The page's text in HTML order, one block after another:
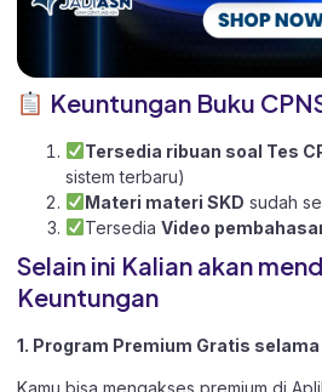
Keuntungan Buku
Tersedia ribuan soal Tes
sistem terbaru)
Materi materi SKD sudah
Tersedia Video
Selain ini Kalian akan
Keuntungan
1. Program Premium Gratis selama